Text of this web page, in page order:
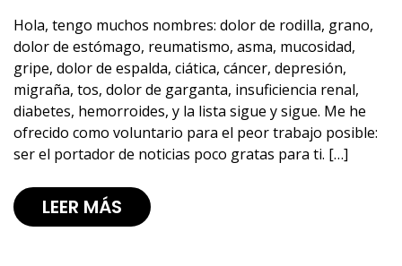
Hola, tengo muchos nombres: dolor de rodilla, grano,
dolor de estómago, reumatismo, asma, mucosidad,
gripe, dolor de espalda, ciática, cáncer, depresión,
migraña, tos, dolor de garganta, insuficiencia renal,
diabetes, hemorroides, y la lista sigue y sigue. Me he
ofrecido como voluntario para el peor trabajo posible:
ser el portador de noticias poco gratas para ti. […]
LEER MÁS